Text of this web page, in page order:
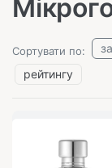
Сортувати по:
рейтингу